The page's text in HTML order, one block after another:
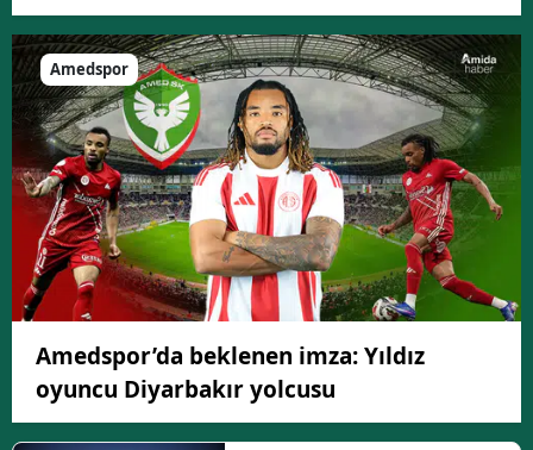
Amedspor
Amedspor’da beklenen imza: Yıldız
oyuncu Diyarbakır yolcusu